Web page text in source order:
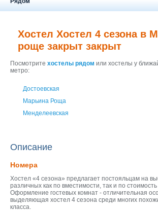
Хостел Хостел 4 сезона в
роще закрыт закрыт
Посмотрите хостелы рядом или хостелы у
метро:
Достоевская
Марьина Роща
Менделеевская
Описание
Номера
Хостел «4 сезона» предлагает постояльцам на
различных как по вместимости, так и по
Оформление гостевых комнат - отличительная
выделяющая хостел 4 сезона среди многих
класса.